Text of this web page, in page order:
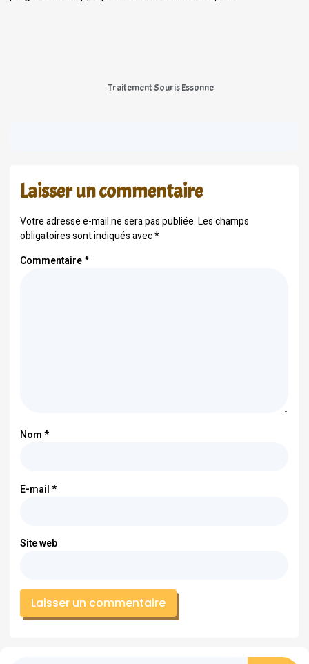
Traitement Souris Essonne
Laisser un commentaire
Votre adresse e-mail ne sera pas publiée.Les champs
obligatoires sont indiqués avec*
Commentaire*
Nom*
E-mail*
Site web